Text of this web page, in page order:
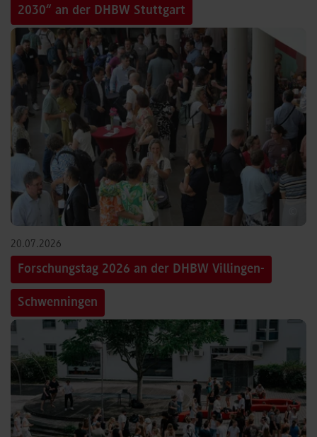
2030“ an der DHBW Stuttgart
20.07.2026
Forschungstag 2026 an der DHBW Villingen-
Schwenningen